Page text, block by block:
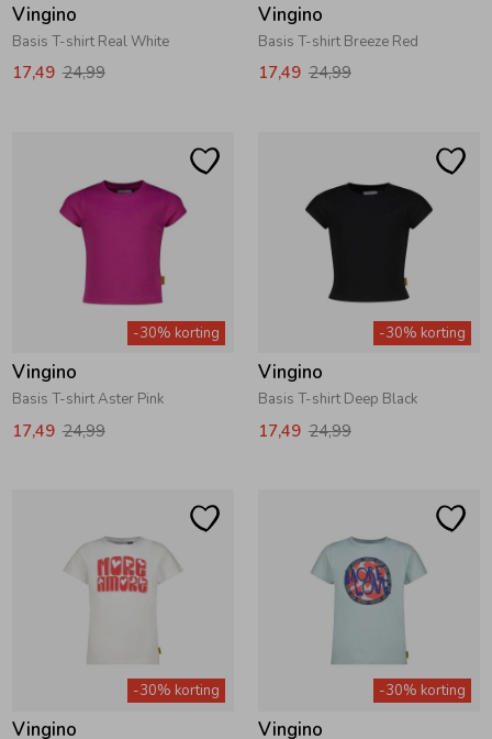
Vingino
Basis T-shirt Real White
17,49 24,99
Vingino
Basis T-shirt Breeze Red
17,49 24,99
-30% korting
Vingino
Basis T-shirt Aster Pink
17,49 24,99
-30% korting
Vingino
Basis T-shirt Deep Black
17,49 24,99
-30% korting
Vingino
-30% korting
Vingino